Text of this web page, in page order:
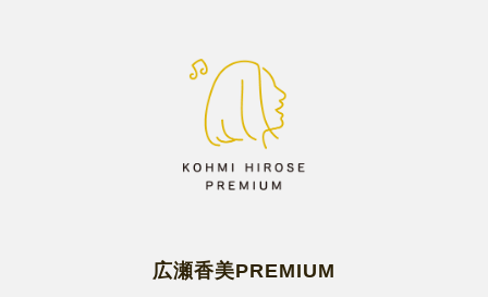
広瀬香美PREMIUM